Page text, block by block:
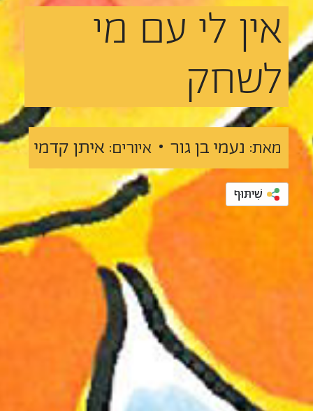
אין לי עם מי
לשחק
מאת: נעמי בן גור • איורים: איתן קדמי
שִׁיתּוּף